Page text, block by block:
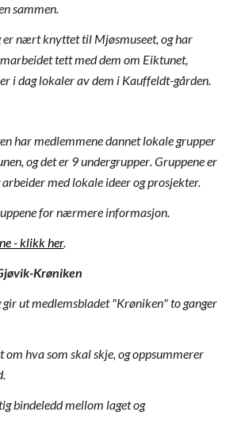
sammen.
er nært knyttet til Mjøsmuseet, og har
tett med dem om Eiktunet,
i dag lokaler av dem i Kauffeldt-gården.
har medlemmene dannet lokale grupper
og det er 9 undergrupper. Gruppene er
med lokale ideer og prosjekter.
for nærmere informasjon.
- klikk her.
Krøniken
ut medlemsbladet "Krøniken" to ganger
om hva som skal skje, og oppsummerer
bindeledd mellom laget og